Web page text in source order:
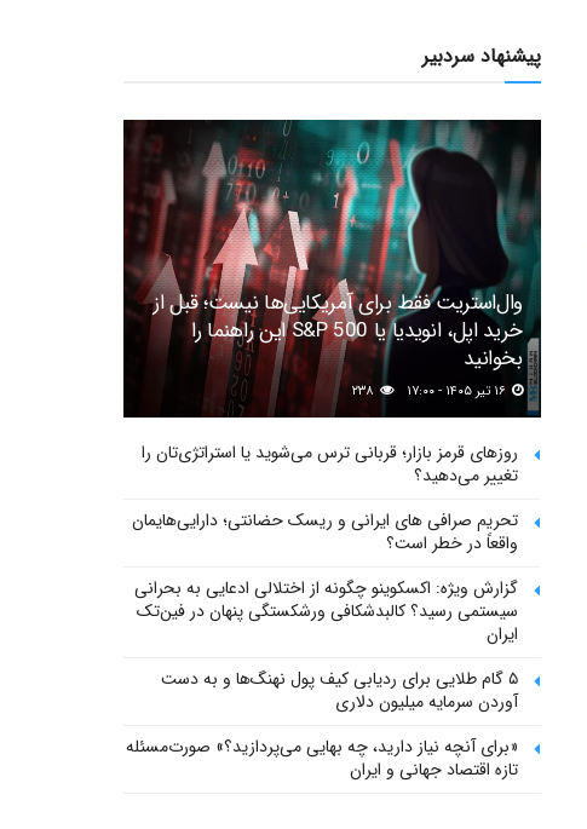
پیشنهاد سردبیر
وال‌استریت فقط برای آمریکایی‌ها نیست؛ قبل از
خرید اپل، انویدیا یا S&P 500 این راهنما را
بخوانید
روزهای قرمز بازار؛ قربانی ترس می‌شوید یا استراتژی‌تان را
تغییر می‌دهید؟
تحریم صرافی های ایرانی و ریسک حضانتی؛ دارایی‌هایمان
واقعاً در خطر است؟
گزارش ویژه: اکسکوینو چگونه از اختلالی ادعایی به بحرانی
سیستمی رسید؟ کالبدشکافی ورشکستگی پنهان در فین‌تک
ایران
۵ گام طلایی برای ردیابی کیف پول‌ نهنگ‌ها و به دست
آوردن سرمایه میلیون دلاری
«برای آنچه نیاز دارید، چه بهایی می‌پردازید؟» صورت‌مسئله
تازه اقتصاد جهانی و ایران